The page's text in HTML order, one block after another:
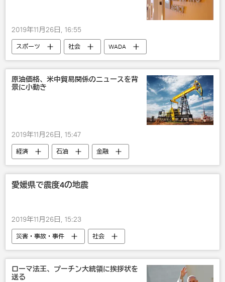
2019年11月26日, 16:55
スポーツ 社会
WADA
ロシア･スポーツ界のドーピングスキャンダル
原油価格、米中貿易関係のニュースを背
景に小動き
2019年11月26日, 15:47
経済 石油 金融
愛媛県で震度4の地震
2019年11月26日, 15:23
災害・事故・事件 社会
ローマ法王、プーチン大統領に挨拶状を
送る